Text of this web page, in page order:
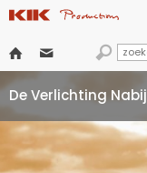
  
De Verlichting Nabij